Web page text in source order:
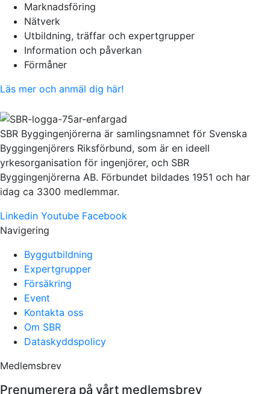
Marknadsföring
Nätverk
Utbildning, träffar och expertgrupper
Information och påverkan
Förmåner
Läs mer och anmäl dig här!
SBR Byggingenjörerna är samlingsnamnet för Svenska
Byggingenjörers Riksförbund, som är en ideell
yrkesorganisation för ingenjörer, och SBR
Byggingenjörerna AB. Förbundet bildades 1951 och har
idag ca 3300 medlemmar.
Linkedin Youtube Facebook
Navigering
Byggutbildning
Expertgrupper
Försäkring
Event
Kontakta oss
Om SBR
Dataskyddspolicy
Medlemsbrev
Prenumerera på vårt medlemsbrev